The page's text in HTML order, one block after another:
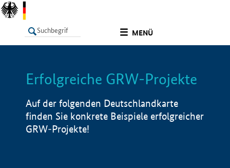
MENÜ
LISTE Info
Erfolgreiche GRW-Projekte
Auf der folgenden Deutschlandkarte
finden Sie konkrete Beispiele erfolgreicher
GRW-Projekte!